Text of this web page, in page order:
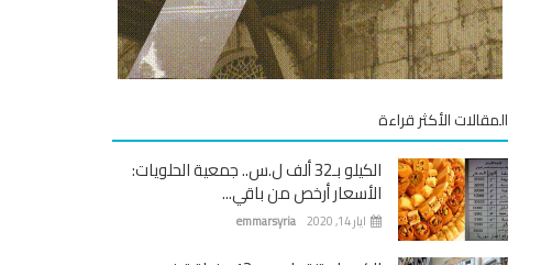
المقالات الأكثر قراءة
الكيلو بـ32 ألف ل.س.. جمعية الحلويات:
الأسعار أرخص من باقي...
emmarsyria ايار 14, 2020